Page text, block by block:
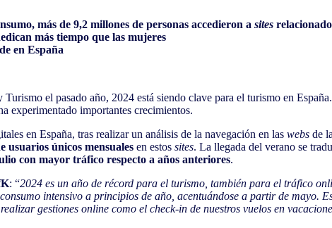
más de 9,2 millones de personas accedieron a sites
más tiempo que las mujeres
en España
el pasado año, 2024 está siendo clave para el turismo en
experimentado importantes crecimientos.
en España, tras realizar un análisis de la navegación en las webs de
usuarios únicos mensuales en estos sites. La llegada del verano se
con mayor tráfico respecto a años anteriores.
: “2024 es un año de récord para el turismo, también para el tráfico
intensivo a principios de año, acentuándose a partir de mayo.
gestiones online como el check-in de nuestros vuelos en